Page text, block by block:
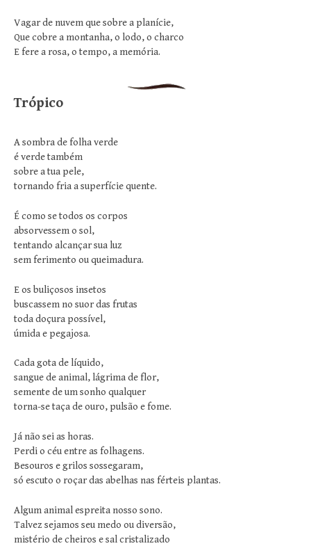
Vagar de nuvem que sobre a planície,
Que cobre a montanha, o lodo, o charco
E fere a rosa, o tempo, a memória.
Trópico
A sombra de folha verde
é verde também
sobre a tua pele,
tornando fria a superfície quente.
É como se todos os corpos
absorvessem o sol,
tentando alcançar sua luz
sem ferimento ou queimadura.
E os buliçosos insetos
buscassem no suor das frutas
toda doçura possível,
úmida e pegajosa.
Cada gota de líquido,
sangue de animal, lágrima de flor,
semente de um sonho qualquer
torna-se taça de ouro, pulsão e fome.
Já não sei as horas.
Perdi o céu entre as folhagens.
Besouros e grilos sossegaram,
só escuto o roçar das abelhas nas férteis plantas.
Algum animal espreita nosso sono.
Talvez sejamos seu medo ou diversão,
mistério de cheiros e sal cristalizado